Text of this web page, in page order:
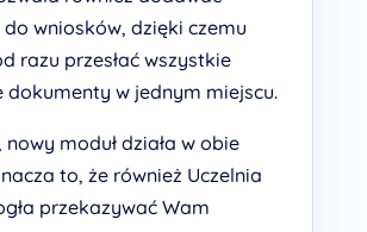
do wniosków, dzięki czemu
razu przesłać wszystkie
dokumenty w jednym miejscu.
nowy moduł działa w obie
to, że również Uczelnia
przekazywać Wam